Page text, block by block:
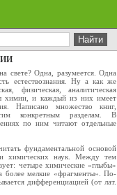
свете? Одна, разумеется. Одна
естествознания. Ну а как же
физическая, аналитическая
химии, и каждый из них имеет
Написано множество книг,
кон­кретным разделам. В
по ним читают отдельные
фундаментальной основой
химических наук. Между тем
четыре химические «глыбы»
более мелкие «фрагменты». По-
диф­ференциацией (от лат.